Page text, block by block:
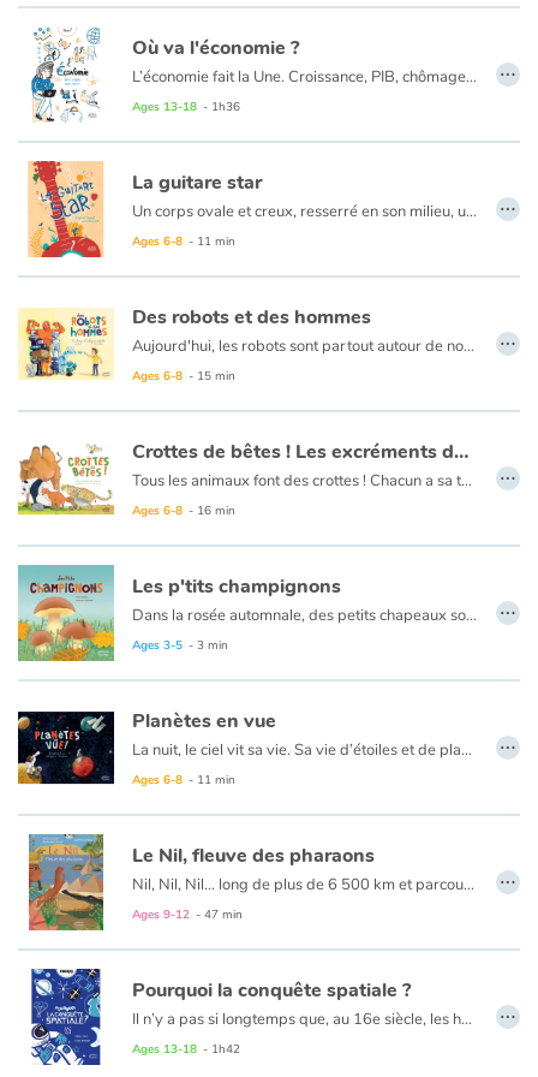
Où va l'économie ?
L’économie fait la Une. Croissance, PIB, chômage, mondialisation.... Derrière ces mots se trouvent des réalités très concrètes avec des conséquences directes sur nos vies. Comprendre le fonctionnement de l’économie, se poser des questions sur la croissance (est-elle nécessaire ?), la consommation (ai-je besoin de tout acheter ?), le travail (quel métier ferai-je plus tard ?), les impacts
Ages 13-18 - 1h36
…
La guitare star
Un corps ovale et creux, resserré en son milieu, une ouïe ronde, cernée d'une rosace, un long manche, coiffé d'une tête munie de clefs, et de six cordes… c'est la guitare acoustique !
Ages 6-8 - 11 min
…
Des robots et des hommes
Aujourd'hui, les robots sont partout autour de nous : robots industriels, robots domestiques, drones, voitures autonomes… Mais savez-vous comment ils fonctionnent ? Qu’est-ce qui différencie une machine ou un automate d’un robot ?
Ages 6-8 - 15 min
…
Crottes de bêtes ! Les excréments des animaux
Tous les animaux font des crottes ! Chacun a sa technique, sa forme et son petit nom ! Par exemple, on dira du crottin de cheval, des bouses de vache, des pétoulettes pour les chèvres ou les moutons, ou encore des laissées pour les sangliers.
Une fois expulsées, les déjections ne sont pas perdues ! Au contraire, elles sont des mets de choix pour de nombreux insectes, mais aussi pour de plus gros animaux comme les rennes ! Elles servent aussi à l'enrichissement du sol, ce sont de fabuleux engrais ! Elles peuvent même être utilisées comme isolant ou combustible.
Ages 6-8 - 16 min
…
Les p'tits champignons
Dans la rosée automnale, des petits chapeaux sortent du sol... ce sont les champignons ! Mais sous ces drôles de petits parapluies se cache un extraordinaire et parfois gigantesque entrelacs de fines racines : le mycélium, le véritable corps du champignon ! Lorsqu'un champignon est cueilli, le mycélium continue à s'étendre et bientôt, d'autres fungi repousseront. Et heureusement, parce que nous ne sommes pas les seuls à les adorer ! Les animaux aussi s'en régalent. Mais attention, tous les champignons ne sont pas bons à manger ! Croûtes bleu vif, petits ronds ou en forme d'étoile de mer... odeur de savon, ou de bonbon... entre toutes ces variétés, il y a de quoi se tromper !
Ages 3-5 - 3 min
…
Planètes en vue
La nuit, le ciel vit sa vie. Sa vie d’étoiles et de planètes, de galaxies, de satellites... Tout un univers qu’on ne voit plus quand vient le jour. Planètes en vue ! Là, on s’approche de l’infernale chaleur de Mercure. Ici, on admire la lumineuse Venus ou l’incroyable couleur rouge de Mars. Là encore, on admire la puissance des gigantesques planètes gazeuses. On découvrira les mouvements gracieux, cycliques des planètes autour de notre étoile, le Soleil ; l’aérienne blancheur de la Voie Lactée, les satellites naturels et les étranges stations orbitales, œuvres de l’Homme.
Ages 6-8 - 11 min
…
Le Nil, fleuve des pharaons
Nil, Nil, Nil... long de plus de 6 500 km et parcourant pas moins de dix pays différents, ce fleuve mythique accueille la vie depuis des millénaires. L'incroyable crocodile du Nil, l'ibis sacré, le cobra au venin mortel, le puissant hippopotame, sans oublier l'étonnant bec-en-sabot... Ces animaux emblématiques de la région peuplent ses eaux et ses alentours, du lac Victoria, jusqu'au delta en Méditerranée. Mais le Nil, ne se résume pas à la biodiversité ! Grâce au précieux limon fertile apporté par les crues, ses berges ont été le théâtre d'une succession de civilisations. La plus connue et la plus impressionnante de toutes, l'Égypte antique, a nourri nombre d'imaginaires et de fantasmes par son ingéniosité, que l'on peine encore aujourd'hui à expliquer, et par ses mythes qui fascinent petits et grands. Des pages restent pourtant à écrire ! Le fleuve doit aujourd'hui faire face à des problématiques environnementales importantes qui mettent au défi les quelque 500 millions de personnes qui dépendent de sa générosité.
Ages 9-12 - 47 min
…
Pourquoi la conquête spatiale ?
Il n’y a pas si longtemps que, au 16e siècle, les humains ont compris que la Terre n’était pas le centre de l’univers. Pas plus que le Soleil ! Et si l'homme a longtemps rêvé de conquérir l'espace, l'aventure vient tout juste de commencer, il y a 60 ans. La première excursion dans l'univers n’a pas été humaine, mais technologique. Ainsi sont nés les satellites, puis les sondes… suivi par le premier pas de l’Homme sur la Lune !
Ages 13-18 - 1h42
…